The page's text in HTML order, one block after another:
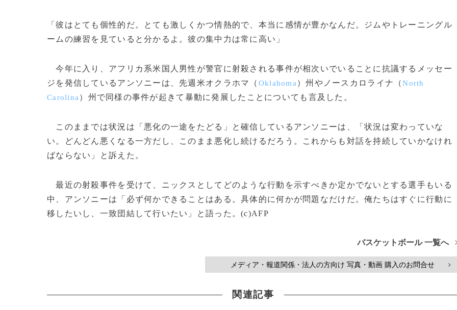
「彼はとても個性的だ。とても激しくかつ情熱的で、本当に感情が豊かなんだ。ジムやトレーニングル
ームの練習を見ていると分かるよ。彼の集中力は常に高い」
今年に入り、アフリカ系米国人男性が警官に射殺される事件が相次いでいることに抗議するメッセー
ジを発信しているアンソニーは、先週米オクラホマ（ Oklahoma ）州やノースカロライナ（North
Carolina ）州で同様の事件が起きて暴動に発展したことについても言及した。
このままでは状況は「悪化の一途をたどる」と確信しているアンソニーは、「状況は変わっていな
い。どんどん悪くなる一方だし、このまま悪化し続けるだろう。これからも対話を持続していかなけれ
ばならない」と訴えた。
最近の射殺事件を受けて、ニックスとしてどのような行動を示すべきか定かでないとする選手もいる
中、アンソニーは「必ず何かできることはある。具体的に何かが問題なだけだ。俺たちはすぐに行動に
移したいし、一致団結して行いたい」と語った。(c)AFP
バスケットボール 一覧へ
メディア・報道関係・法人の方向け 写真・動画 購入のお問合せ >
関連記事